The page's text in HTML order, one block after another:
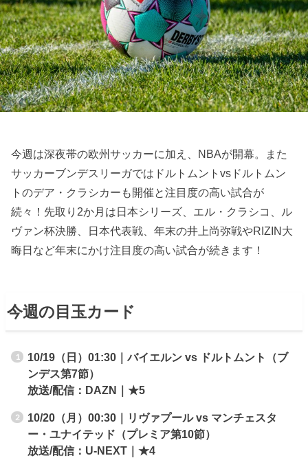
今週は深夜帯の欧州サッカーに加え、NBAが開幕。また
サッカーブンデスリーガではドルトムントvsドルトムン
トのデア・クラシカーも開催と注目度の高い試合が
続々！先取り2か月は日本シリーズ、エル・クラシコ、ル
ヴァン杯決勝、日本代表戦、年末の井上尚弥戦やRIZIN大
晦日など年末にかけ注目度の高い試合が続きます！
今週の目玉カード
10/19（日）01:30｜バイエルン vs ドルトムント（ブ
ンデス第7節）
放送/配信：DAZN｜★5
10/20（月）00:30｜リヴァプール vs マンチェスタ
ー・ユナイテッド（プレミア第10節）
放送/配信：U-NEXT｜★4